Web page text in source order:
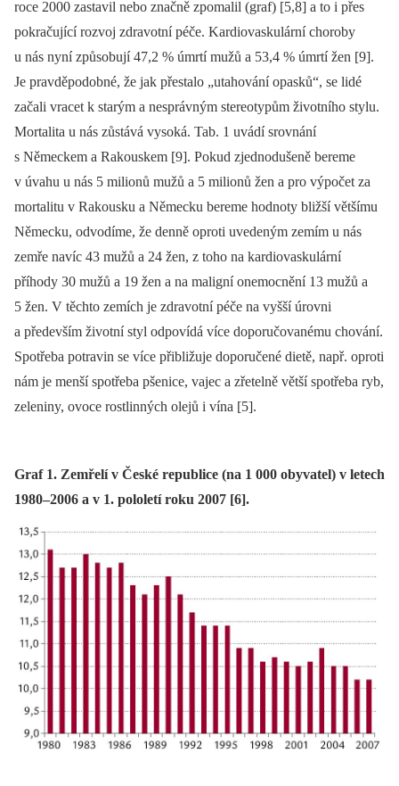
roce 2000 zastavil nebo značně zpomalil (graf) [5,8] a to i přes
pokračující rozvoj zdravotní péče. Kardiovaskulární choroby
u nás nyní způsobují 47,2 % úmrtí mužů a 53,4 % úmrtí žen [9].
Je pravděpodobné, že jak přestalo „utahování opasků“, se lidé
začali vracet k starým a nesprávným stereotypům životního stylu.
Mortalita u nás zůstává vysoká. Tab. 1 uvádí srovnání
s Německem a Rakouskem [9]. Pokud zjednodušeně bereme
v úvahu u nás 5 milionů mužů a 5 milionů žen a pro výpočet za
mortalitu v Rakousku a Německu bereme hodnoty bližší většímu
Německu, odvodíme, že denně oproti uvedeným zemím u nás
zemře navíc 43 mužů a 24 žen, z toho na kardiovaskulární
příhody 30 mužů a 19 žen a na maligní onemocnění 13 mužů a
5 žen. V těchto zemích je zdravotní péče na vyšší úrovni
a především životní styl odpovídá více doporučovanému chování.
Spotřeba potravin se více přibližuje doporučené dietě, např. oproti
nám je menší spotřeba pšenice, vajec a zřetelně větší spotřeba ryb,
zeleniny, ovoce rostlinných olejů i vína [5].
Graf 1. Zemřelí v České republice (na 1 000 obyvatel) v letech
1980–2006 a v 1. pololetí roku 2007 [6].